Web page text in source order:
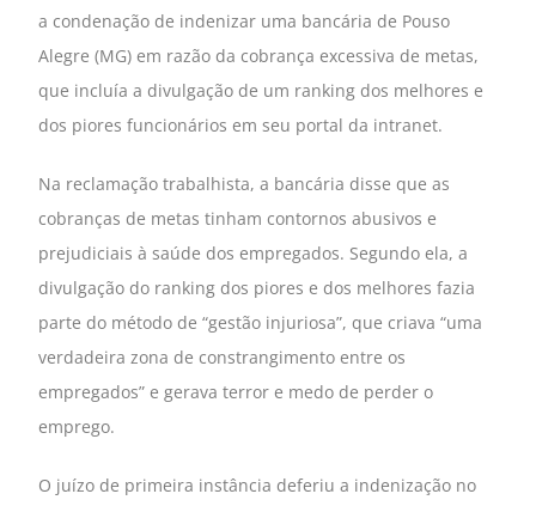
a condenação de indenizar uma bancária de Pouso
Alegre (MG) em razão da cobrança excessiva de metas,
que incluía a divulgação de um ranking dos melhores e
dos piores funcionários em seu portal da intranet.
Na reclamação trabalhista, a bancária disse que as
cobranças de metas tinham contornos abusivos e
prejudiciais à saúde dos empregados. Segundo ela, a
divulgação do ranking dos piores e dos melhores fazia
parte do método de “gestão injuriosa”, que criava “uma
verdadeira zona de constrangimento entre os
empregados” e gerava terror e medo de perder o
emprego.
O juízo de primeira instância deferiu a indenização no